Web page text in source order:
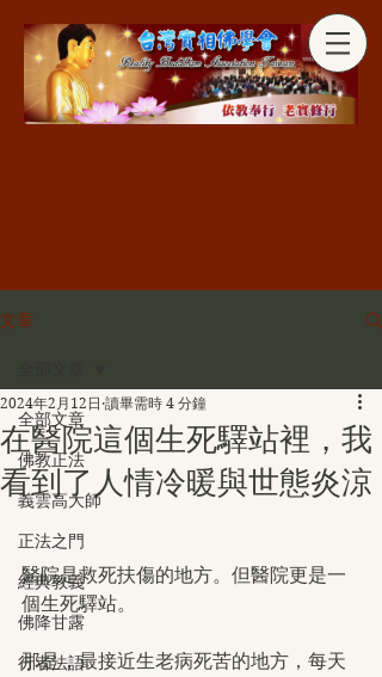
分享
文章
全部文章
佛教正法
義雲高大師
正法之門
經典教義
佛降甘露
行者法語
在醫院這個生死驛站裡，我
看到了人情冷暖與世態炎涼
2024年2月12日 讀畢需時 4 分鐘
醫院是救死扶傷的地方。但醫院更是一
個生死驛站。
那是，最接近生老病死苦的地方，每天